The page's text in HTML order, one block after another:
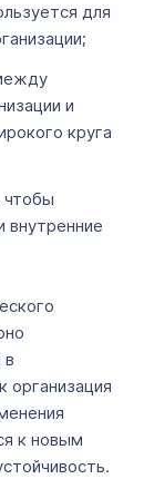
для
и
круга
внутренние
в
организация
к новым